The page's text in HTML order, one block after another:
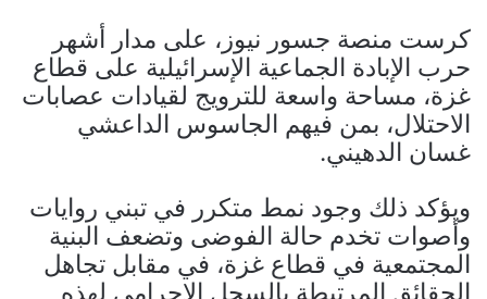
كرست منصة جسور نيوز، على مدار أشهر
حرب الإبادة الجماعية الإسرائيلية على قطاع
غزة، مساحة واسعة للترويج لقيادات عصابات
الاحتلال، بمن فيهم الجاسوس الداعشي
غسان الدهيني.
ويؤكد ذلك وجود نمط متكرر في تبني روايات
وأصوات تخدم حالة الفوضى وتضعف البنية
المجتمعية في قطاع غزة، في مقابل تجاهل
الحقائق المرتبطة بالسجل الإجرامي لهذه